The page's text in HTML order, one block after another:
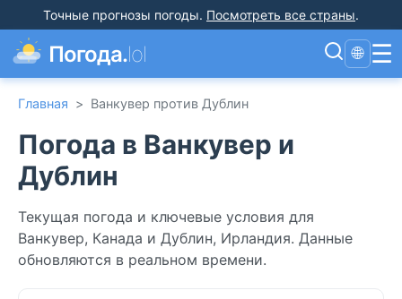
Точные прогнозы погоды. Посмотреть все страны.
Погода.lol 🌐 ☰
Главная > Ванкувер против Дублин
Погода в Ванкувер и
Дублин
Текущая погода и ключевые условия для
Ванкувер, Канада и Дублин, Ирландия. Данные
обновляются в реальном времени.